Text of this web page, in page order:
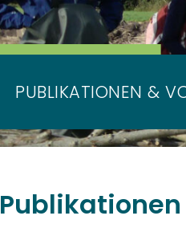
PUBLIKATIONEN &
Publikationen